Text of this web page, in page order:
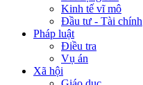
Kinh tế vĩ mô
Đầu tư - Tài chính
Pháp luật
Điều tra
Vụ án
Xã hội